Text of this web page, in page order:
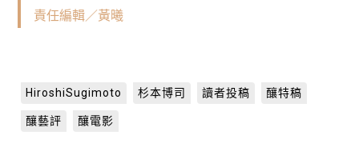
責任編輯／黃曦
HiroshiSugimoto 杉本博司 讀者投稿 釀特稿
釀藝評 釀電影